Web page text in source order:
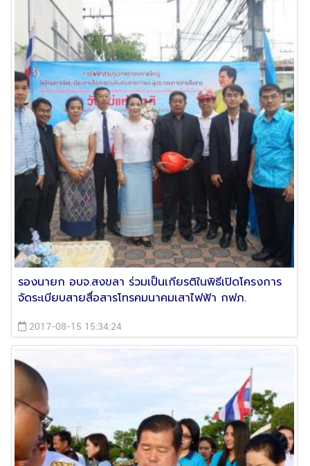
รองนายก อบจ.สงขลา ร่วมเป็นเกียรติในพิธีเปิดโครงการ
จัดระเบียบสายสื่อสารโทรคมนาคมเสาไฟฟ้า กฟภ.
2017-08-15 15:34:24